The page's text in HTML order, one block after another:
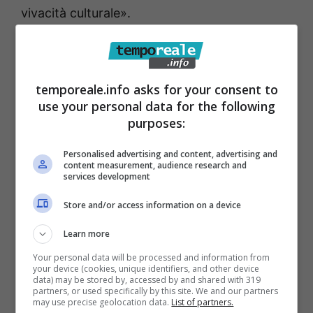
vivacità culturale».
«In questi anni come direttore –
di numerose opere d’arte trafugate in passato
e oggi restituite alla loro legittima
Alessandro Magno, riconsegnata dalla
negli anni ‘80. Per non parlare della statua
femminile, donata da un privato e
probabilmente raffigurante Livia Drusilla.È
stato inoltre avviato l’iter per la restituzione
del celebre busto di Augusto, attualmente
temporeale.info asks for your consent to
use your personal data for the following
purposes:
Personalised advertising and content, advertising and
content measurement, audience research and
services development
Store and/or access information on a device
Learn more
Your personal data will be processed and information from
your device (cookies, unique identifiers, and other device
data) may be stored by, accessed by and shared with 319
partners, or used specifically by this site. We and our partners
may use precise geolocation data. List of partners.